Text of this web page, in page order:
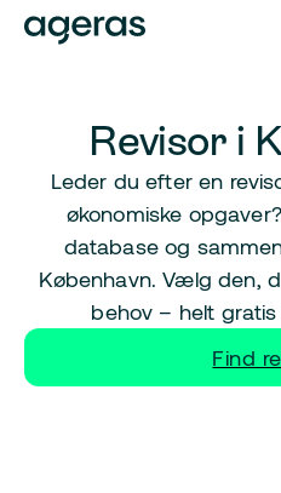
Revisor i
Leder du efter en
økonomiske
database og
København. Vælg den,
behov – helt
Find